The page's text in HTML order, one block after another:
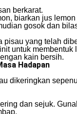
berkarat.
biarkan jus
gosok dan
pisau yang telah
untuk membentuk
kain bersih.
Hadapan
dikeringkan
dan sejuk.